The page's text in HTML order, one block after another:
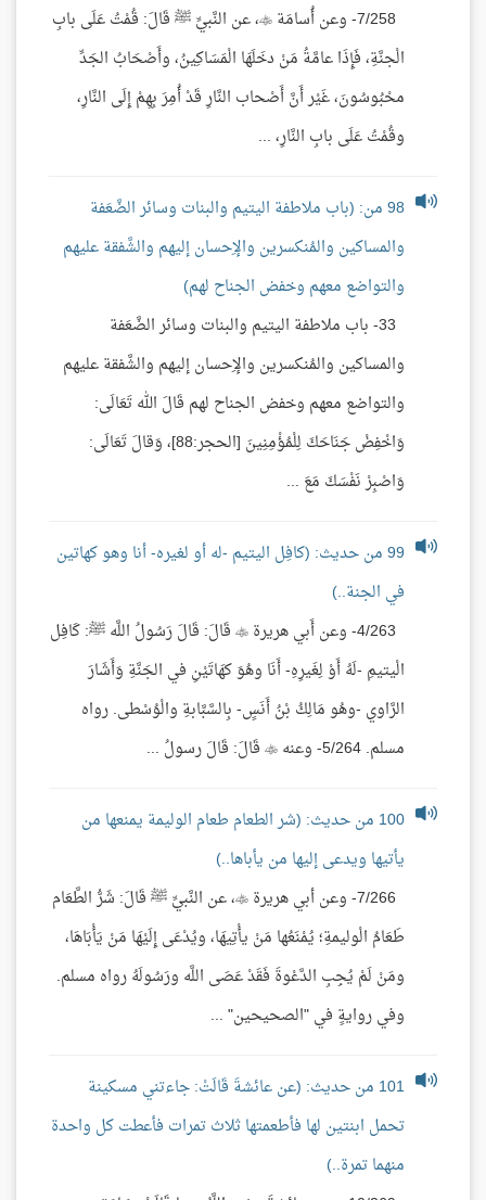
7/258- وعن أُسامَة ، عن النَّبيِّ ﷺ قَالَ: قُمْتُ عَلَى بابِ
الْجنَّةِ، فَإِذَا عامَّةُ مَنْ دخَلَهَا الْمَسَاكِينُ، وأَصْحَابُ الجَدِّ
محْبُوسُونَ، غَيْر أَنَّ أَصْحاب النَّارِ قَدْ أُمِرَ بِهِمْ إِلَى النَّارِ،
وقُمْتُ عَلَى بابِ النَّارِ، ...
98 من: (باب ملاطفة اليتيم والبنات وسائر الضَّعَفة
والمساكين والمُنكسرين والإِحسان إليهم والشَّفقة عليهم
والتواضع معهم وخفض الجناح لهم)
33- باب ملاطفة اليتيم والبنات وسائر الضَّعَفة
والمساكين والمُنكسرين والإِحسان إليهم والشَّفقة عليهم
والتواضع معهم وخفض الجناح لهم قَالَ الله تَعَالَى:
وَاخْفِضْ جَنَاحَكَ لِلْمُؤْمِنِينَ [الحجر:88]، وَقالَ تَعَالَى:
وَاصْبِرْ نَفْسَكَ مَعَ ...
99 من حديث: (كافِل اليتيم -له أو لغيره- أنا وهو كهاتين
في الجنة..)
4/263- وعن أَبي هريرة  قَالَ: قَالَ رَسُولُ اللَّه ﷺ: كَافِل
الْيتيمِ -لَهُ أَوْ لِغَيرِهِ- أَنَا وهُوَ كهَاتَيْنِ في الجَنَّةِ وَأَشَارَ
الرَّاوي -وهُو مَالِكُ بْنُ أَنَسٍ- بِالسَّبَّابةِ والْوُسْطى. رواه
مسلم. 5/264- وعنه  قَالَ: قَالَ رسولُ ...
100 من حديث: (شر الطعام طعام الوليمة يمنعها من
يأتيها ويدعى إليها من يأباها..)
7/266- وعن أبي هريرة ، عن النَّبيِّ ﷺ قَالَ: شَرُّ الطَّعَام
طَعَامُ الْوليمةِ؛ يُمْنَعُها مَنْ يأْتِيهَا، ويُدْعَى إِلَيْهَا مَنْ يَأْبَاهَا،
ومَنْ لَمْ يُجِبِ الدَّعْوةَ فَقَدْ عَصَى اللَّه ورَسُولَهُ رواه مسلم.
وفي روايةٍ في "الصحيحين" ...
101 من حديث: (عن عائشةَ قَالَتْ: جاءتني مسكينة
تحمل ابنتين لها فأطعمتها ثلاث تمرات فأعطت كل واحدة
منهما تمرة..)